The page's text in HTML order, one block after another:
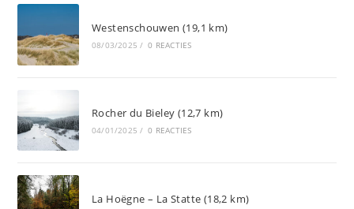
Westenschouwen (19,1 km)
08/03/2025 / 0 REACTIES
Rocher du Bieley (12,7 km)
04/01/2025 / 0 REACTIES
La Hoëgne – La Statte (18,2 km)